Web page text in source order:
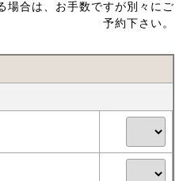
場合は、お手数ですが別々にご
予約下さい。